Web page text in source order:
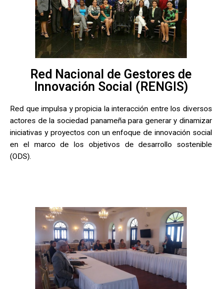
Red Nacional de Gestores de
Innovación Social (RENGIS)
Red que impulsa y propicia la interacción entre los diversos
actores de la sociedad panameña para generar y dinamizar
iniciativas y proyectos con un enfoque de innovación social
en el marco de los objetivos de desarrollo sostenible
(ODS).